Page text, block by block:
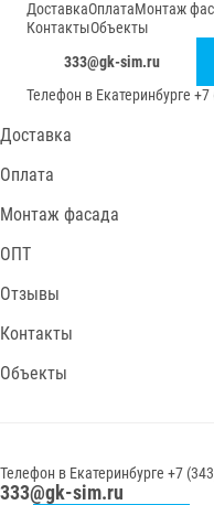
ДоставкаОплатаМонтаж
КонтактыОбъекты
333@gk-sim.ru
Телефон в Екатеринбурге +7
Доставка
Оплата
Монтаж фасада
ОПТ
Отзывы
Контакты
Объекты
Телефон в Екатеринбурге +7
333@gk-sim.ru